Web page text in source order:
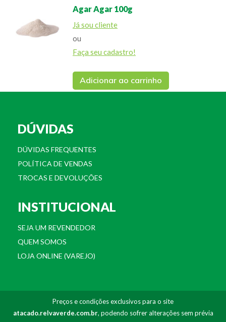
Agar Agar 100g
Já sou cliente
ou
Faça seu cadastro!
Adicionar ao carrinho
DÚVIDAS
DÚVIDAS FREQUENTES
POLÍTICA DE VENDAS
TROCAS E DEVOLUÇÕES
INSTITUCIONAL
SEJA UM REVENDEDOR
QUEM SOMOS
LOJA ONLINE (VAREJO)
Preços e condições exclusivos para o site
atacado.relvaverde.com.br, podendo sofrer alterações sem prévia